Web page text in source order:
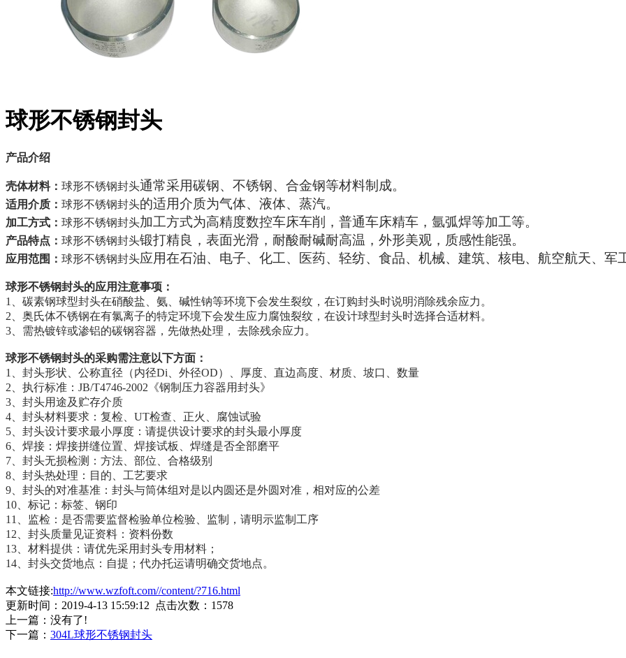
球形不锈钢封头
产品介绍
壳体材料： 球形不锈钢封头通常采用碳钢、不锈钢、合金钢等材料制成。
适用介质： 球形不锈钢封头的适用介质为气体、液体、蒸汽。
加工方式： 球形不锈钢封头加工方式为高精度数控车床车削，普通车床精车，氩弧焊等加工等。
产品特点： 球形不锈钢封头锻打精良，表面光滑，耐酸耐碱耐高温，外形美观，质感性能强。
应用范围： 球形不锈钢封头应用在石油、电子、化工、医药、轻纺、食品、机械、建筑、核电、航空航天、军
球形不锈钢封头的应用注意事项：
1、碳素钢球型封头在硝酸盐、氨、碱性钠等环境下会发生裂纹，在订购封头时说明消除残余应力。
2、奥氏体不锈钢在有氯离子的特定环境下会发生应力腐蚀裂纹，在设计球型封头时选择合适材料。
3、需热镀锌或渗铝的碳钢容器，先做热处理， 去除残余应力。
球形不锈钢封头的采购需注意以下方面：
1、封头形状、公称直径（内径Di、外径OD）、厚度、直边高度、材质、坡口、数量
2、执行标准：JB/T4746-2002《钢制压力容器用封头》
3、封头用途及贮存介质
4、封头材料要求：复检、UT检查、正火、腐蚀试验
5、封头设计要求最小厚度：请提供设计要求的封头最小厚度
6、焊接：焊接拼缝位置、焊接试板、焊缝是否全部磨平
7、封头无损检测：方法、部位、合格级别
8、封头热处理：目的、工艺要求
9、封头的对准基准：封头与筒体组对是以内圆还是外圆对准，相对应的公差
10、标记：标签、钢印
11、监检：是否需要监督检验单位检验、监制，请明示监制工序
12、封头质量见证资料：资料份数
13、材料提供：请优先采用封头专用材料；
14、封头交货地点：自提；代办托运请明确交货地点。
本文链接:http://www.wzfoft.com//content/?716.html
更新时间：2019-4-13 15:59:12 点击次数： 1578
上一篇：没有了!
下一篇： 304L球形不锈钢封头